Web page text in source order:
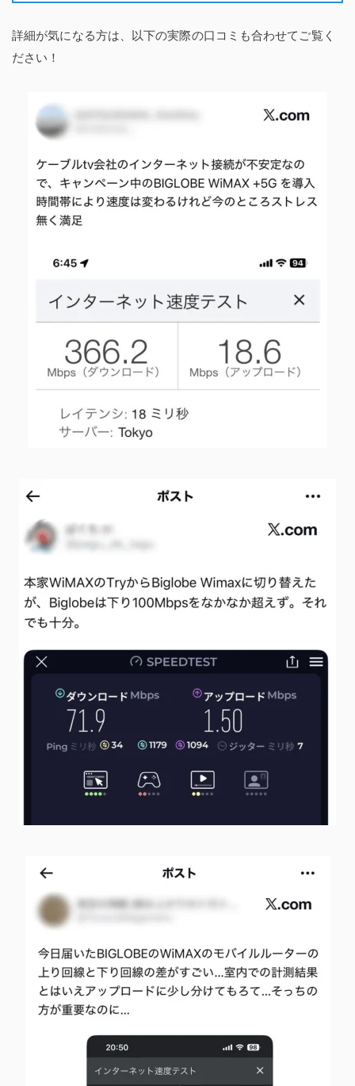
詳細が気になる方は、以下の実際の口コミも合わせてご覧く
ださい！